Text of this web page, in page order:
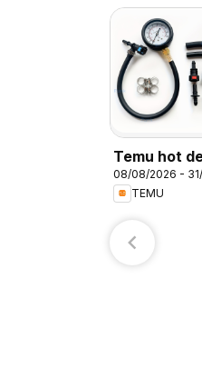
Temu hot
– Colombia
08/08/2026 -
TEMU